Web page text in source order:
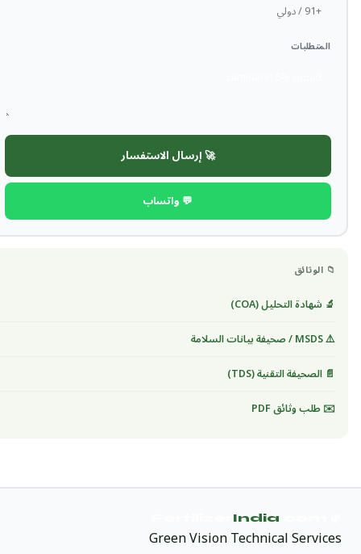
المتطلبات
🚀 إرسال الاستفسار
💬 واتساب
📁 الوثائق
🔬 شهادة التحليل (COA)
⚠️ MSDS / صحيفة بيانات السلامة
📄 الصحيفة التقنية (TDS)
✉️ طلب وثائق PDF
India
Green Vision Technical Services